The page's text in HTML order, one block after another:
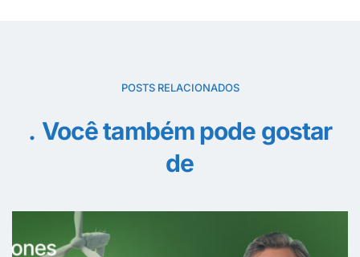
POSTS RELACIONADOS
Você também pode gostar
de